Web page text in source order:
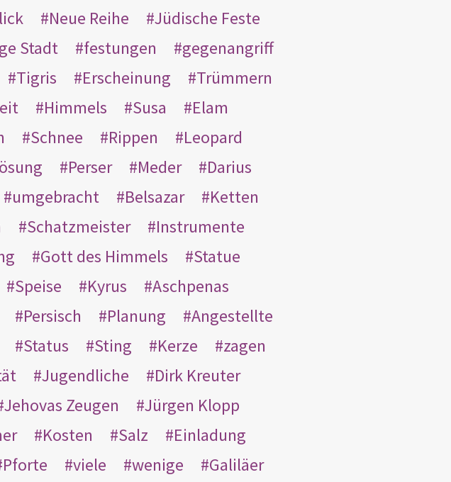
Neue Reihe
Jüdische Feste
Stadt festungen
gegenangriff
Tigris Erscheinung
Trümmern
Himmels Susa
Elam
Schnee Rippen
Leopard
Perser Meder
Darius
umgebracht Belsazar
Ketten
Schatzmeister
Instrumente
Gott des Himmels
Statue
Speise Kyrus
Aschpenas
Persisch Planung
Angestellte
Status Sting Kerze
zagen
Jugendliche
Dirk Kreuter
Jehovas Zeugen
Jürgen Klopp
Kosten Salz
Einladung
Pforte viele wenige
Galiläer